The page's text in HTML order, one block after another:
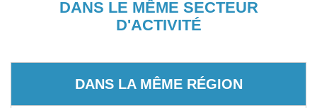
DANS LE MÊME SECTEUR
D'ACTIVITÉ
DANS LA MÊME RÉGION